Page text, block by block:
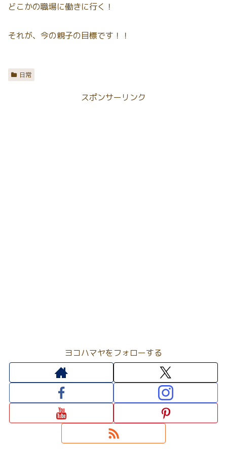
どこかの職場に働きに行く！
それが、今の親子の目標です！！
日常
スポンサーリンク
ヨコハマヤをフォローする